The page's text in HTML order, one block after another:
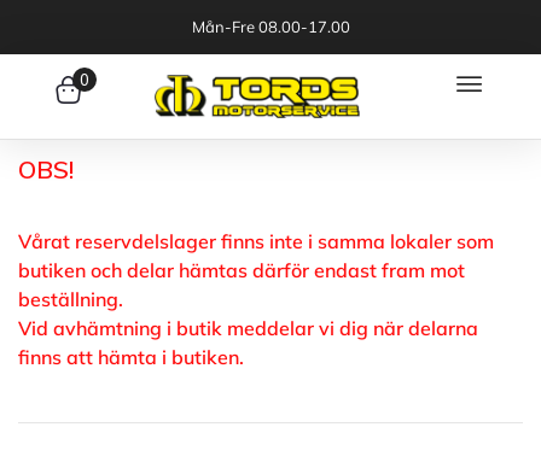
Mån-Fre 08.00-17.00
0
OBS!
Vårat reservdelslager finns inte i samma lokaler som
butiken och delar hämtas därför endast fram mot
beställning.
Vid avhämtning i butik meddelar vi dig när delarna
finns att hämta i butiken.